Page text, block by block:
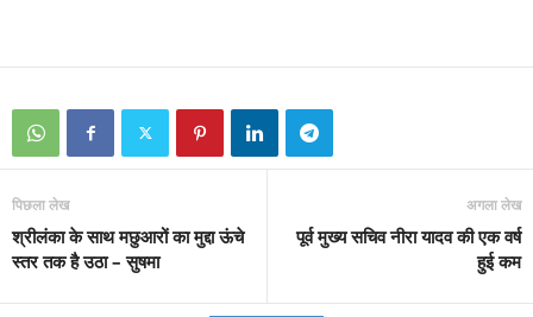
पिछला लेख
श्रीलंका के साथ मछुआरों का मुद्दा ऊंचे
स्तर तक है उठा – सुषमा
अगला लेख
पूर्व मुख्य सचिव नीरा यादव की एक वर्ष
हुई कम